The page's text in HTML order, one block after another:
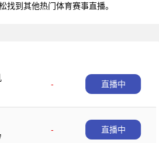
找到其他热门体育赛事直播。
-
直播中
-
直播中